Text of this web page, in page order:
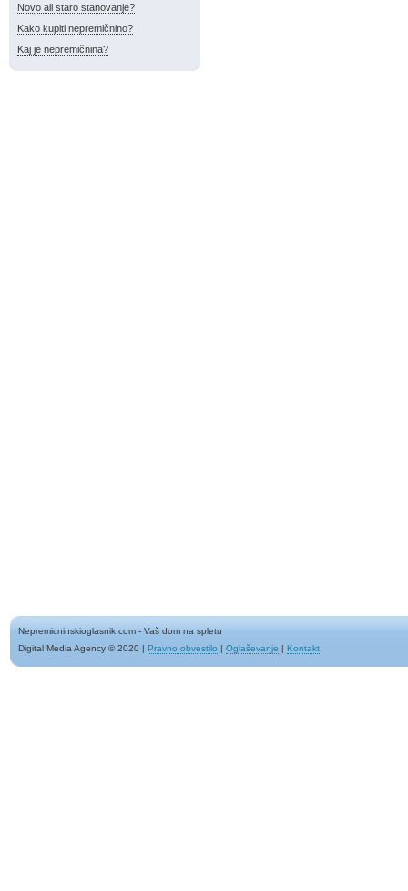
Novo ali staro stanovanje?
Kako kupiti nepremičnino?
Kaj je nepremičnina?
Nepremicninskioglasnik.com - Vaš dom na spletu
Digital Media Agency © 2020 | Pravno obvestilo | Oglaševanje | Kontakt